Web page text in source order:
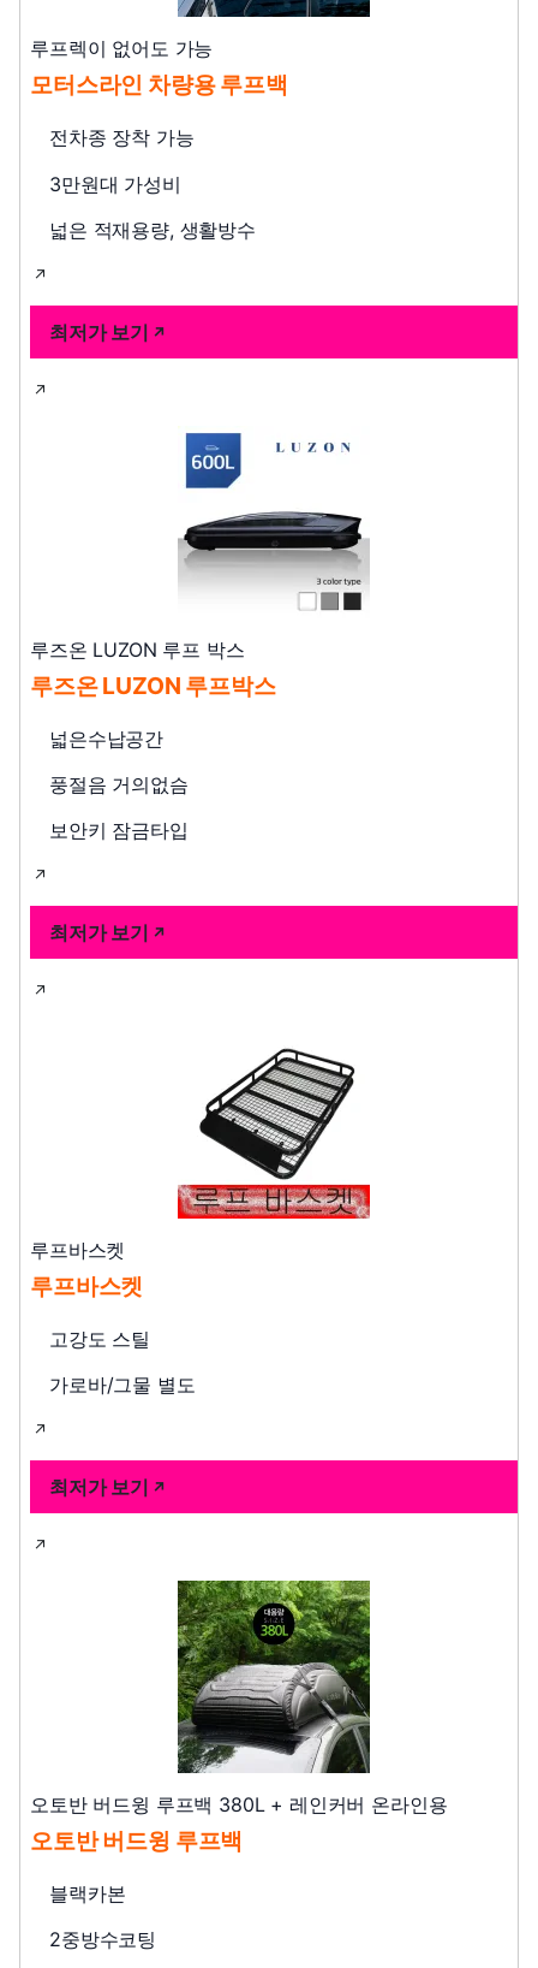
루프렉이 없어도 가능
모터스라인 차량용 루프백
전차종 장착 가능
3만원대 가성비
넓은 적재용량, 생활방수
최저가 보기
루즈온 LUZON 루프 박스
루즈온 LUZON 루프박스
넓은수납공간
풍절음 거의없슴
보안키 잠금타입
최저가 보기
루프바스켓
루프바스켓
고강도 스틸
가로바/그물 별도
최저가 보기
오토반 버드윙 루프백 380L + 레인커버 온라인용
오토반 버드윙 루프백
블랙카본
2중방수코팅